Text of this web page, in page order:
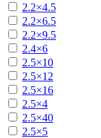
2.2×4.5
2.2×6.5
2.2×9.5
2.4×6
2.5×10
2.5×12
2.5×16
2.5×4
2.5×40
2.5×5